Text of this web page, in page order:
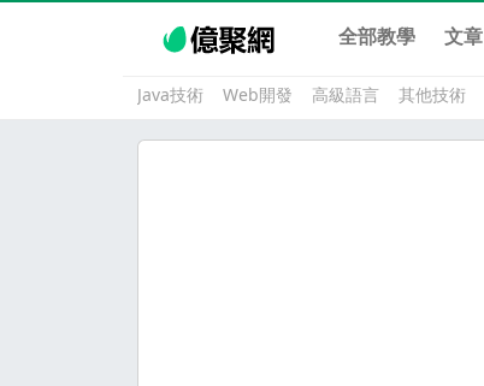
全部教學 文章
Java技術 Web開發 高級語言 其他技術